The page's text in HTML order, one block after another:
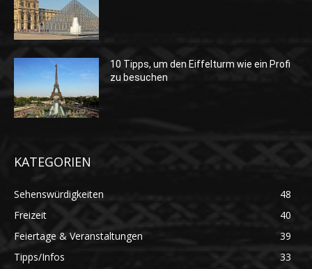
10 Tipps, um den Eiffelturm wie ein Profi
zu besuchen
KATEGORIEN
Sehenswürdigkeiten
48
Freizeit
40
Feiertage & Veranstaltungen
39
Tipps/Infos
33